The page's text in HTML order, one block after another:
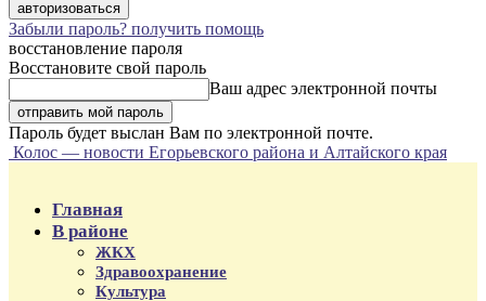
Забыли пароль? получить помощь
восстановление пароля
Восстановите свой пароль
Ваш адрес электронной почты
Пароль будет выслан Вам по электронной почте.
Колос — новости Егорьевского района и Алтайского края
Главная
В районе
ЖКХ
Здравоохранение
Культура